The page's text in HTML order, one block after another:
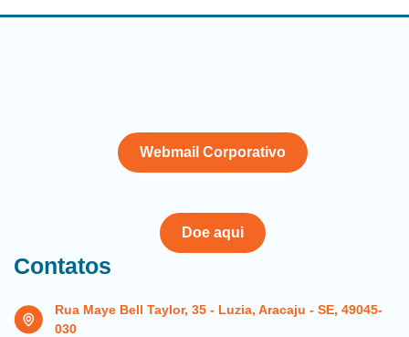
Webmail Corporativo
Doe aqui
Contatos
Rua Maye Bell Taylor, 35 - Luzia, Aracaju - SE, 49045-
030